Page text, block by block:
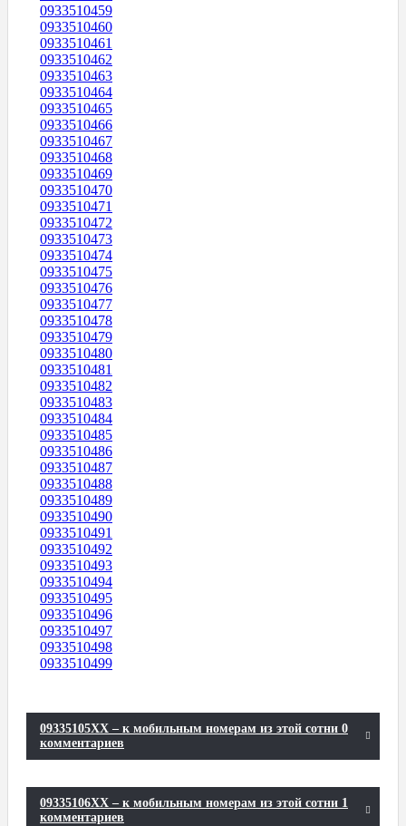
0933510459
0933510460
0933510461
0933510462
0933510463
0933510464
0933510465
0933510466
0933510467
0933510468
0933510469
0933510470
0933510471
0933510472
0933510473
0933510474
0933510475
0933510476
0933510477
0933510478
0933510479
0933510480
0933510481
0933510482
0933510483
0933510484
0933510485
0933510486
0933510487
0933510488
0933510489
0933510490
0933510491
0933510492
0933510493
0933510494
0933510495
0933510496
0933510497
0933510498
0933510499
09335105XX – к мобильным номерам из этой сотни 0
комментариев
09335106XX – к мобильным номерам из этой сотни 1
комментариев